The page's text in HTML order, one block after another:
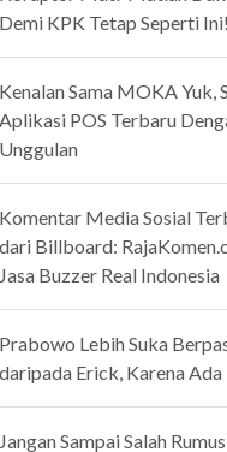
KPK Tetap Seperti Ini!
Sama MOKA Yuk,
POS Terbaru
Media Sosial
Billboard:
Buzzer Real Indonesia
Lebih Suka
Erick, Karena
Sampai Salah